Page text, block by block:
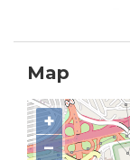
Map
+
−